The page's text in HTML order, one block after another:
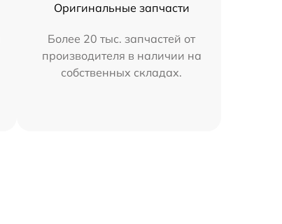
Оригинальные запчасти
Более 20 тыс. запчастей от
производителя в наличии на
собственных складах.